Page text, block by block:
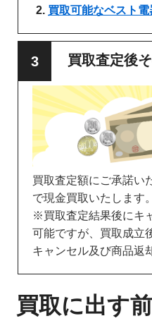
買取可能なベスト電
買取査定後
買取査定額にご承諾い
で現金買取いたします。
※買取査定結果後にキ
可能ですが、買取成立
キャンセル及び商品返
買取に出す